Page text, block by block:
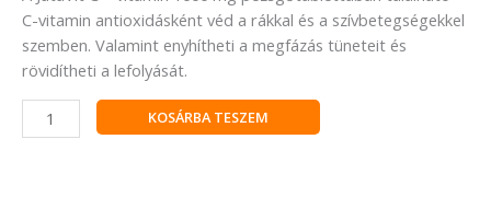
C-vitamin antioxidásként véd a rákkal és a szívbetegségekkel
szemben. Valamint enyhítheti a megfázás tüneteit és
rövidítheti a lefolyását.
KOSÁRBA TESZEM